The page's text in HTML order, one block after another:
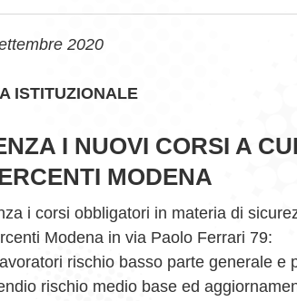
2020
ISTITUZIONALE
I NUOVI CORSI A
MODENA
i corsi obbligatori in materia di
Modena in via Paolo Ferrari 79:
rischio basso parte generale e
rischio medio base ed